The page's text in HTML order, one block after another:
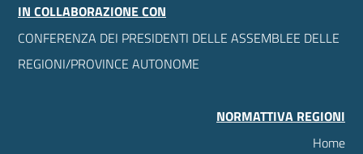
IN COLLABORAZIONE CON
CONFERENZA DEI PRESIDENTI DELLE ASSEMBLEE DELLE
REGIONI/PROVINCE AUTONOME
NORMATTIVA REGIONI
Home